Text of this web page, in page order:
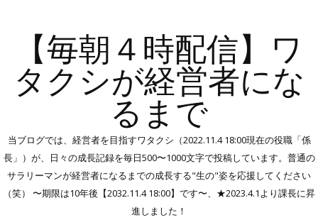
【毎朝４時配信】ワ
タクシが経営者にな
るまで
当ブログでは、経営者を目指すワタクシ（2022.11.4 18:00現在の役職「係
長」）が、日々の成長記録を毎日500〜1000文字で投稿しています。普通の
サラリーマンが経営者になるまでの成長する"生の"姿を応援してください
（笑） 〜期限は10年後【2032.11.4 18:00】です〜、★2023.4.1より課長に昇
進しました！